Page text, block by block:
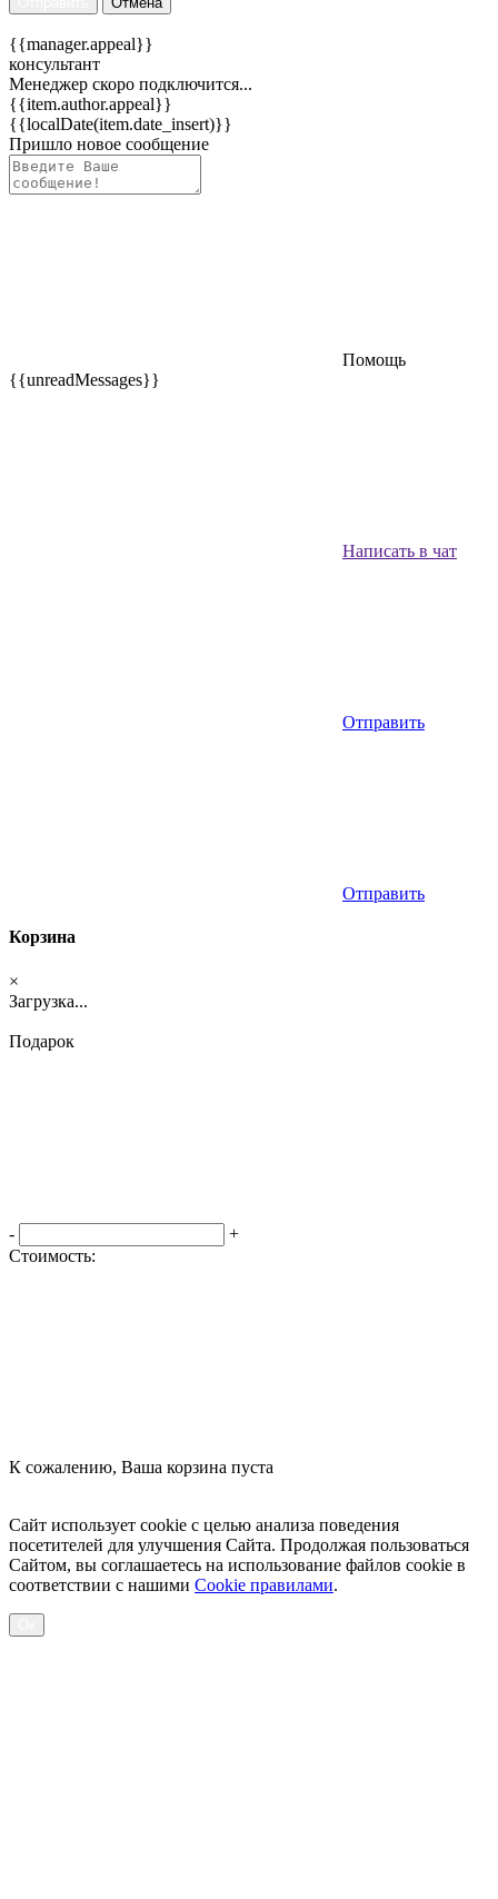
{{manager.appeal}}
консультант
Менеджер скоро подключится...
{{item.author.appeal}}
{{localDate(item.date_insert)}}
Пришло новое сообщение
Помощь
{{unreadMessages}}
Написать в чат
Отправить
Отправить
Корзина
×
Загрузка...
Подарок
-
+
Стоимость:
К сожалению, Ваша корзина пуста
Сайт использует cookie с целью анализа поведения
посетителей для улучшения Сайта. Продолжая пользоваться
Сайтом, вы соглашаетесь на использование файлов cookie в
соответствии с нашими Cookiе правилами.